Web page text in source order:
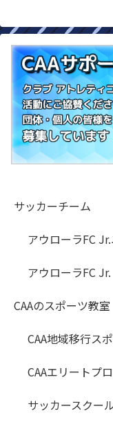
サッカーチーム
アウローラFC
アウローラFC Jr.
CAAのスポーツ教室
CAA地域移行ス
CAAエリートプ
サッカースクー